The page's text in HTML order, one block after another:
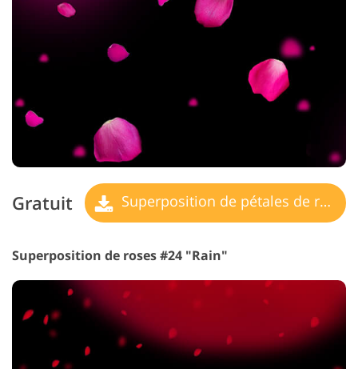
Gratuit Superposition de pétales de rose
Superposition de roses #24 "Rain"